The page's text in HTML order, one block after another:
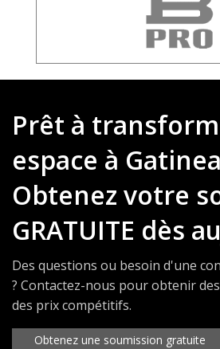
Prêt à
espace à
Obtenez votre
GRATUITE dès
Des questions ou besoin d'une
? Contactez-nous pour obtenir
des prix compétitifs.
Obtenez une soumission gratuite